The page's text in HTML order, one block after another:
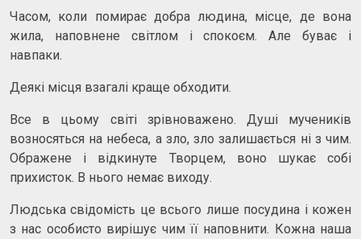
Часом, коли помирає добра людина, місце, де вона
жила, наповнене світлом і спокоєм. Але буває і
навпаки.
Деякі місця взагалі краще обходити.
Все в цьому світі зрівноважено. Душі мучеників
возносяться на небеса, а зло, зло залишається ні з чим.
Ображене і відкинуте Творцем, воно шукає собі
прихисток. В нього немає виходу.
Людська свідомість це всього лише посудина і кожен
з нас особисто вирішує чим її наповнити. Кожна наша